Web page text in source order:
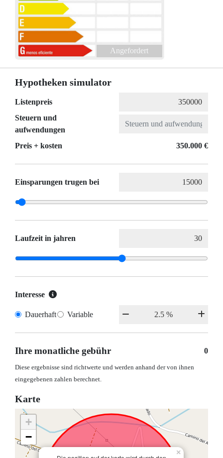
Angefordert
Hypotheken simulator
Listenpreis
Steuern und
aufwendungen
Preis + kosten
350.000 €
Einsparungen trugen bei
Laufzeit in jahren
Interesse
Dauerhaft Variable
Ihre monatliche gebühr 0
Diese ergebnisse sind richtwerte und werden anhand der von ihnen
eingegebenen zahlen berechnet.
Karte
×
+
−